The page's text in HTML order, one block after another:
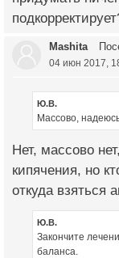
Mashita
04 июн 2017,
Ю.В.
Массово,
Нет, массово
кипячения, но
откуда взяться
Ю.В.
Закончите
баланса.